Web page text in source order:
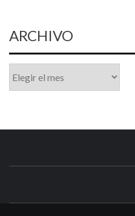
ARCHIVO